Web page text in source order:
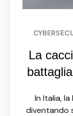
La
In Italia,
diventando